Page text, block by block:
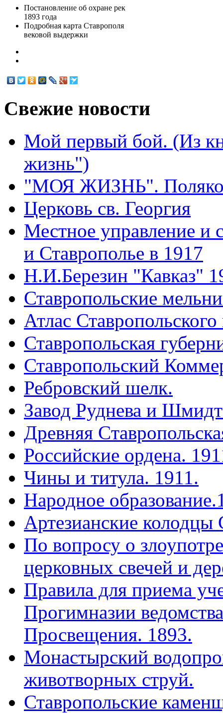
Постановление об охране рек
1893 года
Подробная карта Ставрополя
вековой выдержки
Свежие новости
Мой первый бой. (Из
жизнь")
"МОЯ ЖИЗНЬ".
Церковь св. Георгия
Местное управление и
и Ставрополье в 1917
Н.И.Березин "Кавказ"
Ставропольские
Атлас
Ставропольская
Ставропольский
Ребровский шелк.
Завод Руднева и
Древняя
Российские ордена.
Чины и титула. 1911.
Народное
Артезианские колодцы
По вопросу о
церковных свечей и
Правила для приема
Прогимназии
Просвещения. 1893.
Монастырский
животворных струй.
Ставропольские